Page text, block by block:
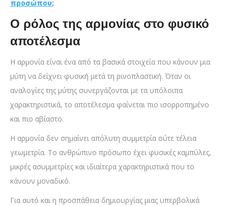
προσώπου;
Ο ρόλος της αρμονίας στο φυσικό
αποτέλεσμα
Η αρμονία είναι ένα από τα βασικά στοιχεία που κάνουν μια
μύτη να δείχνει φυσική μετά τη ρινοπλαστική. Όταν οι
αναλογίες της μύτης συνεργάζονται με τα υπόλοιπα
χαρακτηριστικά, το αποτέλεσμα φαίνεται πιο ισορροπημένο
και πιο αβίαστο.
Η αρμονία δεν σημαίνει απόλυτη συμμετρία ούτε τέλεια
γεωμετρία. Το ανθρώπινο πρόσωπο έχει φυσικές καμπύλες,
μικρές ασυμμετρίες και ιδιαίτερα χαρακτηριστικά που το
κάνουν μοναδικό.
Για αυτό και η προσπάθεια δημιουργίας μιας υπερβολικά